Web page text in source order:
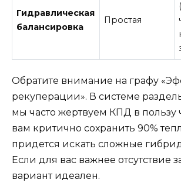
Гидравлическая
балансировка
Простая
Обратите внимание на графу
рекуперации». В системе
мы часто жертвуем КПД в пользу
вам критично сохранить 90%
придется искать сложные
Если для вас важнее отсутствие
вариант идеален.